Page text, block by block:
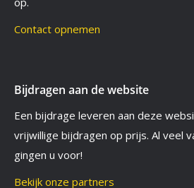
Contact opnemen
Bijdragen aan de website
Een bijdrage leveren aan deze
vrijwillige bijdragen op prijs. Al veel
gingen u voor!
Bekijk onze partners